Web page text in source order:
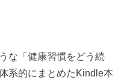
な「健康習慣をどう続
系的にまとめたKindle本